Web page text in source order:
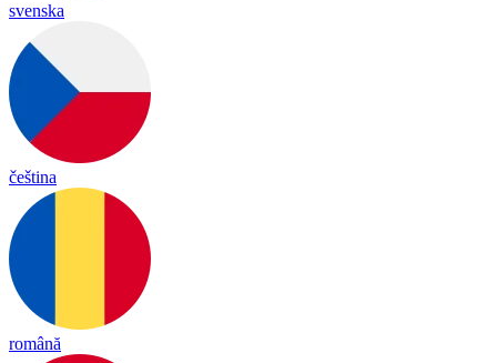
svenska
čeština
română